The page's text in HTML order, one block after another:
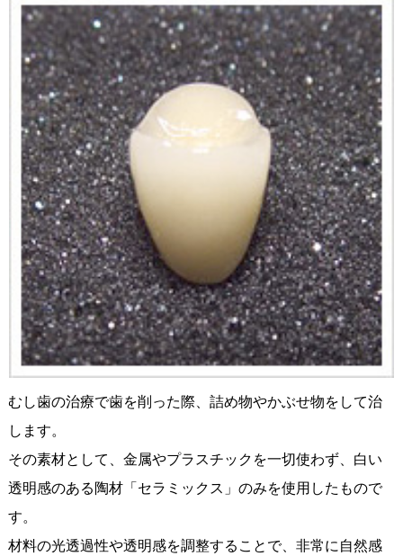
むし歯の治療で歯を削った際、詰め物やかぶせ物をして治
します。
その素材として、金属やプラスチックを一切使わず、白い
透明感のある陶材「セラミックス」のみを使用したもので
す。
材料の光透過性や透明感を調整することで、非常に自然感